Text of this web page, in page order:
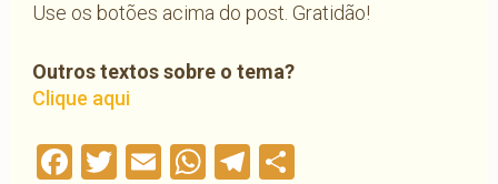
Use os botões acima do post. Gratidão!
Outros textos sobre o tema?
Clique aqui
Facebook
Twitter
EmailWhatsApp
Telegram